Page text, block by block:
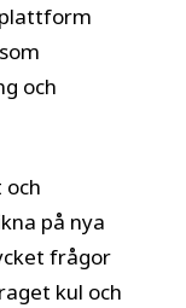
och
på nya
frågor
kul och